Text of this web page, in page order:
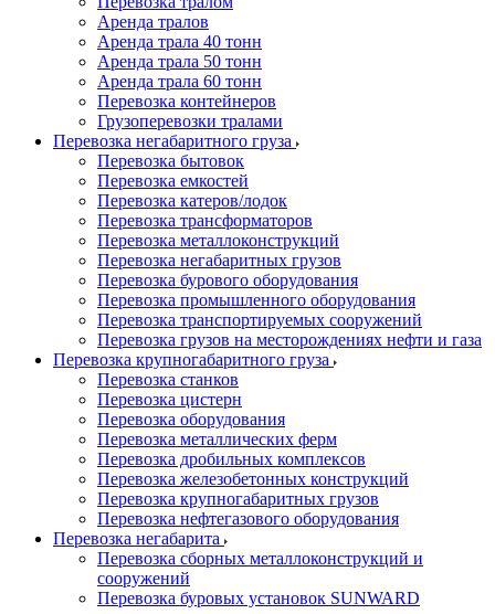
Аренда тралов
Аренда трала 40 тонн
Аренда трала 50 тонн
Аренда трала 60 тонн
Перевозка контейнеров
Грузоперевозки тралами
Перевозка негабаритного груза
Перевозка бытовок
Перевозка емкостей
Перевозка катеров/лодок
Перевозка трансформаторов
Перевозка металлоконструкций
Перевозка негабаритных грузов
Перевозка бурового оборудования
Перевозка промышленного оборудования
Перевозка транспортируемых сооружений
Перевозка грузов на месторождениях нефти и газа
Перевозка крупногабаритного груза
Перевозка станков
Перевозка цистерн
Перевозка оборудования
Перевозка металлических ферм
Перевозка дробильных комплексов
Перевозка железобетонных конструкций
Перевозка крупногабаритных грузов
Перевозка нефтегазового оборудования
Перевозка негабарита
Перевозка сборных металлоконструкций и
сооружений
Перевозка буровых установок SUNWARD